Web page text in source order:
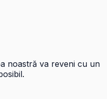
noastră va reveni cu un